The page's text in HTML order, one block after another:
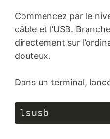
Commencez par le
câble et l’USB.
directement sur
douteux.
Dans un terminal,
lsusb